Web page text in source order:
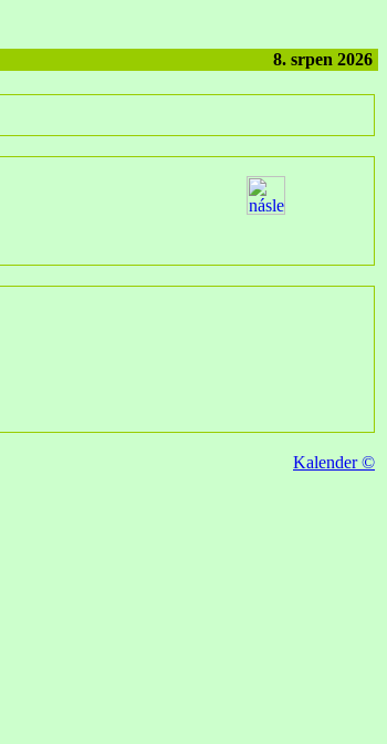
8. srpen 2026
Kalender ©